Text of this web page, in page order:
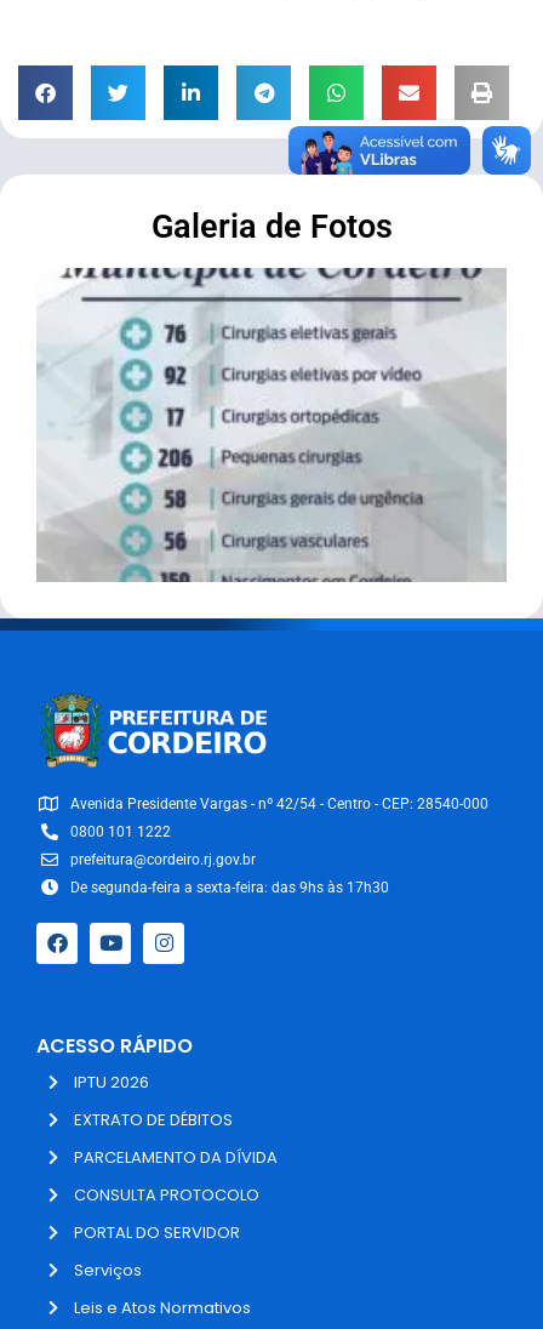
Galeria de Fotos
Avenida Presidente Vargas - nº 42/54 - Centro - CEP: 28540-000
0800 101 1222
prefeitura@cordeiro.rj.gov.br
De segunda-feira a sexta-feira: das 9hs às 17h30
ACESSO RÁPIDO
IPTU 2026
EXTRATO DE DÉBITOS
PARCELAMENTO DA DÍVIDA
CONSULTA PROTOCOLO
PORTAL DO SERVIDOR
Serviços
Leis e Atos Normativos